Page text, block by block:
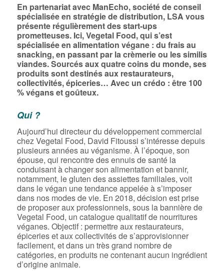
En partenariat avec ManEcho, société de conseil
spécialisée en stratégie de distribution, LSA vous
présente régulièrement des start-ups
prometteuses. Ici, Vegetal Food, qui s’est
spécialisée en alimentation végane : du frais au
snacking, en passant par la crèmerie ou les similis
viandes. Sourcés aux quatre coins du monde, ses
produits sont destinés aux restaurateurs,
collectivités, épiceries… Avec un crédo : être 100
% végans et goûteux.
Qui ?
Aujourd’hui directeur du développement commercial
chez Vegetal Food, David Fitoussi s’intéresse depuis
plusieurs années au véganisme. À l’époque, son
épouse, qui rencontre des ennuis de santé la
conduisant à changer son alimentation et bannir,
notamment, le gluten des assiettes familiales, voit
dans le végan une tendance appelée à s’imposer
dans nos modes de vie. En 2018, décision est prise
de proposer aux professionnels, sous la bannière de
Vegetal Food, un catalogue qualitatif de nourritures
véganes. Objectif : permettre aux restaurateurs,
épiceries et aux collectivités de s’approvisionner
facilement, et dans un très grand nombre de
catégories, en produits ne contenant aucun ingrédient
d’origine animale.